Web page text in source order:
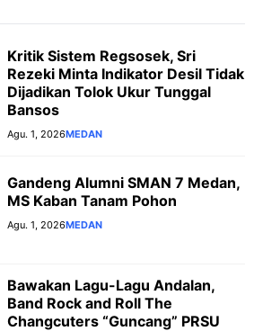
Kritik Sistem Regsosek, Sri
Rezeki Minta Indikator Desil Tidak
Dijadikan Tolok Ukur Tunggal
Bansos
Agu. 1, 2026MEDAN
‎Gandeng Alumni SMAN 7 Medan,
MS Kaban Tanam Pohon
Agu. 1, 2026MEDAN
Bawakan Lagu-Lagu Andalan,
Band Rock and Roll The
Changcuters “Guncang” PRSU